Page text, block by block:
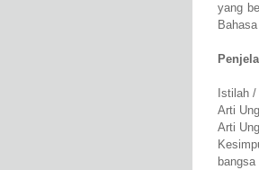
yang
Istilah
Arti
Arti